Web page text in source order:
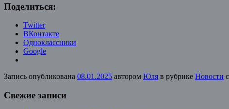
Поделиться:
Twitter
ВКонтакте
Одноклассники
Google
Запись опубликована 08.01.2025 автором Юля в рубрике Новости
Свежие записи